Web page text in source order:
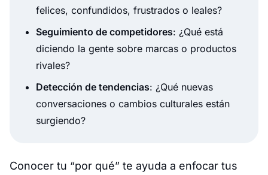
felices, confundidos, frustrados o leales?
Seguimiento de competidores: ¿Qué está
diciendo la gente sobre marcas o productos
rivales?
Detección de tendencias: ¿Qué nuevas
conversaciones o cambios culturales están
surgiendo?
Conocer tu “por qué” te ayuda a enfocar tus